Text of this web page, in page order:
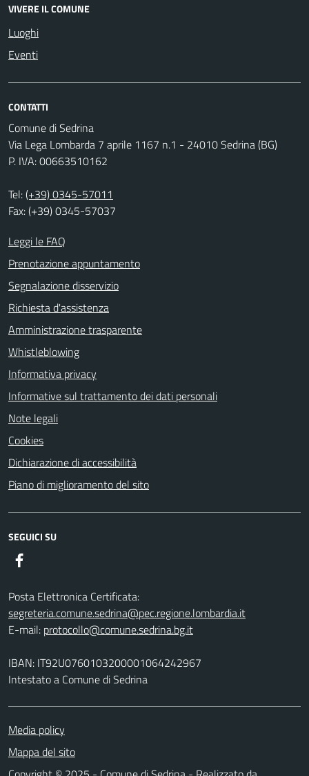
VIVERE IL COMUNE
Luoghi
Eventi
CONTATTI
Comune di Sedrina
Via Lega Lombarda 7 aprile 1167 n.1 - 24010 Sedrina (BG)
P. IVA: 00663510162
Tel:(+39) 0345-57011
Fax: (+39) 0345-57037
Leggi le FAQ
Prenotazione appuntamento
Segnalazione disservizio
Richiesta d'assistenza
Amministrazione trasparente
Whistleblowing
Informativa privacy
Informative sul trattamento dei dati personali
Note legali
Cookies
Dichiarazione di accessibilità
Piano di miglioramento del sito
SEGUICI SU
Posta Elettronica Certificata:
segreteria.comune.sedrina@pec.regione.lombardia.it
E-mail: protocollo@comune.sedrina.bg.it
IBAN: IT92U0760103200001064242967
Intestato a Comune di Sedrina
Media policy
Mappa del sito